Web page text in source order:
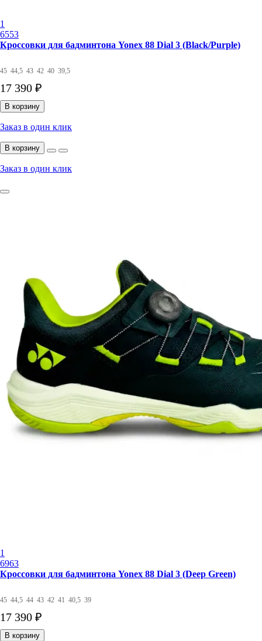
1
6553
Кроссовки для бадминтона Yonex 88 Dial 3 (Black/Purple)
45 44,5 43 42 40 39,5
17 390 ₽
В корзину
Заказ в один клик
В корзину
Заказ в один клик
1
6963
Кроссовки для бадминтона Yonex 88 Dial 3 (Deep Green)
45 44,5 44 43 42 41 40,5 39
17 390 ₽
В корзину